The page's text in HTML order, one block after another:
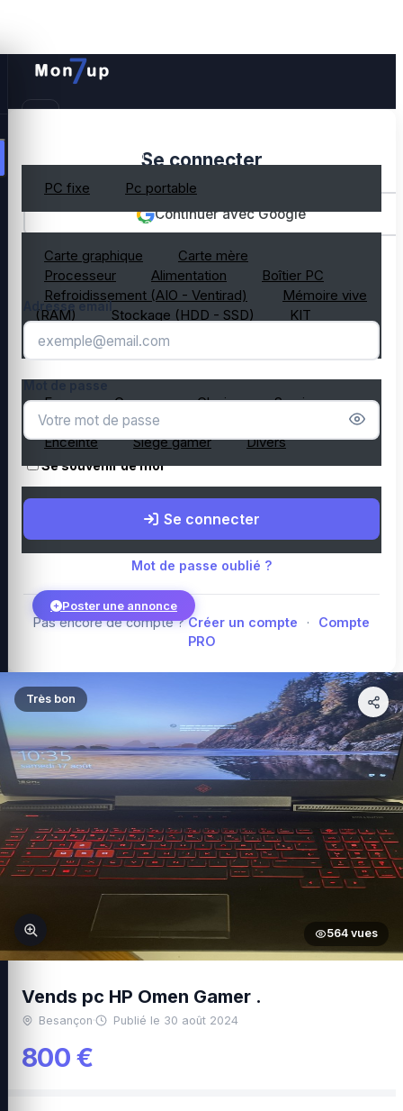
PC gamer occasion
PC fixe Pc portable
Composant PC occasion
Carte graphique
Carte mère
Processeur
Alimentation
Boîtier PC
Refroidissement (AIO - Ventirad)
Mémoire vive
(RAM)
Stockage (HDD - SSD)
KIT
composant PC gamer
Ecran Casque Clavier
Souris
Microphone
Webcam
Enceinte
Siège gamer Divers
Top PC gamer : Intel / AMD
Composants PC gamer
Poster une annonce
Connexion
Se connecter
Continuer avec Google
OU
Adresse email
Se souvenir de moi
Se connecter
Mot de passe oublié ?
Pas encore de compte ? Créer un compte ·
Compte
PRO
Très bon
564 vues
Vends pc HP Omen Gamer .
Besançon· Publié le 30 août 2024
800 €